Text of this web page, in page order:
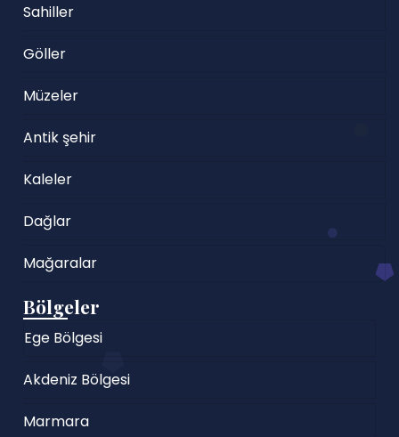
Sahiller
Göller
Müzeler
Antik şehir
Kaleler
Dağlar
Mağaralar
Bölgeler
Ege Bölgesi
Akdeniz Bölgesi
Marmara